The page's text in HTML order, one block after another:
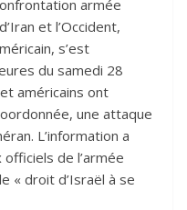
armée
et l’Occident,
s’est
du samedi 28
américains ont
une attaque
L’information a
de l’armée
« droit d’Israël à se